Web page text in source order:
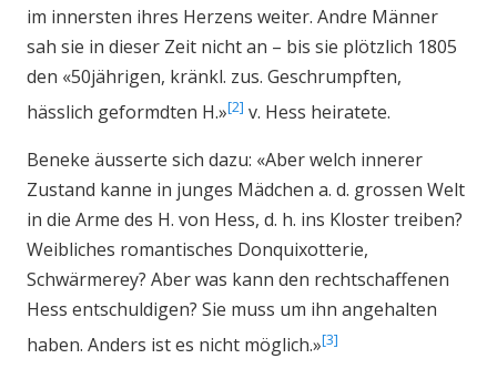
im innersten ihres Herzens weiter. Andre Männer
sah sie in dieser Zeit nicht an – bis sie plötzlich 1805
den «50jährigen, kränkl. zus. Geschrumpften,
hässlich geformdten H.» 2 v. Hess heiratete.
Beneke äusserte sich dazu: «Aber welch innerer
Zustand kanne in junges Mädchen a. d. grossen Welt
in die Arme des H. von Hess, d. h. ins Kloster treiben?
Weibliches romantisches Donquixotterie,
Schwärmerey? Aber was kann den rechtschaffenen
Hess entschuldigen? Sie muss um ihn angehalten
haben. Anders ist es nicht möglich.» 3